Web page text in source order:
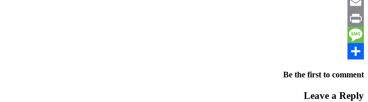
Email
Print
Message
Be the first to comment
Leave a Reply